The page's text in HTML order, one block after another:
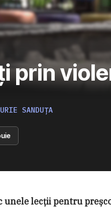
prin
SANDUȚA
unele lecții pentru